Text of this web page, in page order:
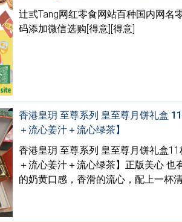
辻弎Tang网红零食网站百种国内网名
码添加微信选购[得意][得意]
香港皇玥 至尊系列 皇至尊月饼礼盒
＋流心姜汁＋流心绿茶】
香港皇玥 至尊系列 皇至尊月饼礼盒
＋流心姜汁＋流心绿茶】正版美心
的奶黄口感，香滑的流心，配上一杯